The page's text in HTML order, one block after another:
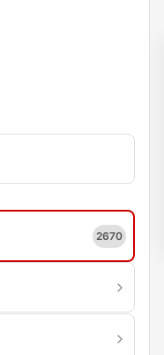
2670